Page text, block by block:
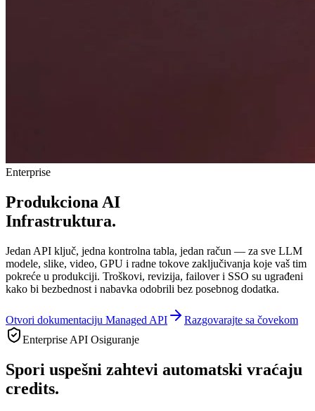
Enterprise
Produkciona AI
Infrastruktura.
Jedan API ključ, jedna kontrolna tabla, jedan račun — za sve LLM
modele, slike, video, GPU i radne tokove zaključivanja koje vaš tim
pokreće u produkciji. Troškovi, revizija, failover i SSO su ugrađeni
kako bi bezbednost i nabavka odobrili bez posebnog dodatka.
Otvori dokumentaciju Managed API
Razgovarajte sa čovekom
Enterprise API Osiguranje
Spori uspešni zahtevi automatski vraćaju
credits.